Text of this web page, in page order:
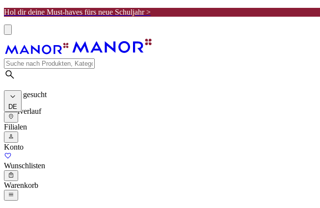
Hol dir deine Must-haves fürs neue Schuljahr >
Meist gesucht
Suchverlauf
DE
Filialen
Konto
Wunschlisten
Warenkorb